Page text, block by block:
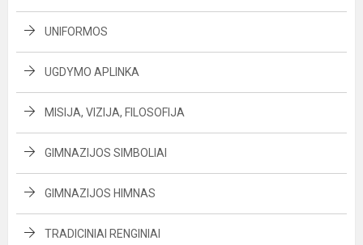
UNIFORMOS
UGDYMO APLINKA
MISIJA, VIZIJA, FILOSOFIJA
GIMNAZIJOS SIMBOLIAI
GIMNAZIJOS HIMNAS
TRADICINIAI RENGINIAI